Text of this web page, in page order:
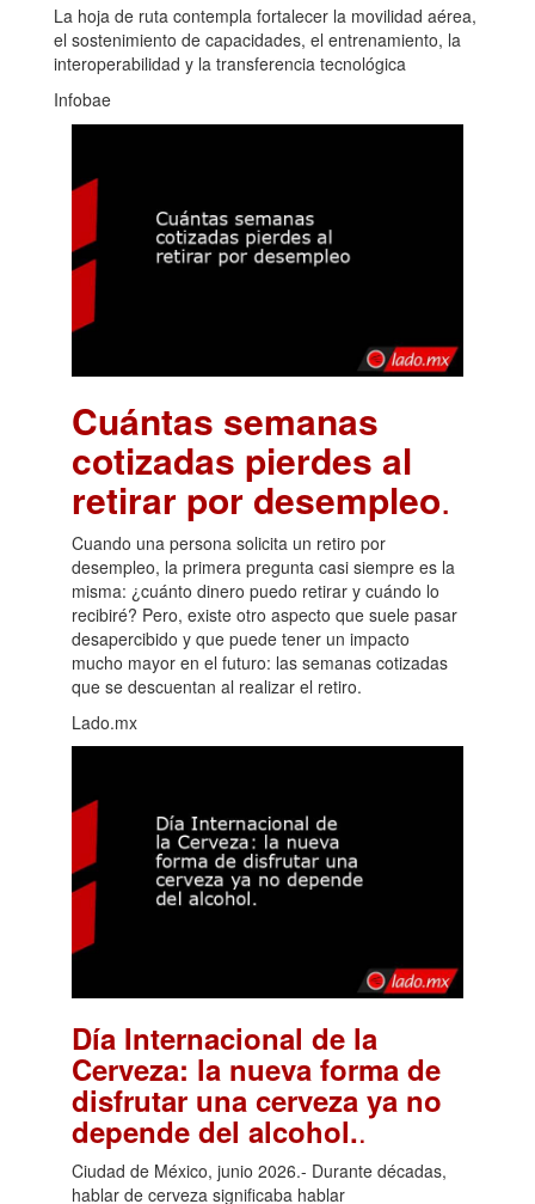
La hoja de ruta contempla fortalecer la movilidad aérea,
el sostenimiento de capacidades, el entrenamiento, la
interoperabilidad y la transferencia tecnológica
Infobae
Cuántas semanas
cotizadas pierdes al
retirar por desempleo.
Cuando una persona solicita un retiro por
desempleo, la primera pregunta casi siempre es la
misma: ¿cuánto dinero puedo retirar y cuándo lo
recibiré? Pero, existe otro aspecto que suele pasar
desapercibido y que puede tener un impacto
mucho mayor en el futuro: las semanas cotizadas
que se descuentan al realizar el retiro.
Lado.mx
Día Internacional de la
Cerveza: la nueva forma de
disfrutar una cerveza ya no
depende del alcohol..
Ciudad de México, junio 2026.- Durante décadas,
hablar de cerveza significaba hablar